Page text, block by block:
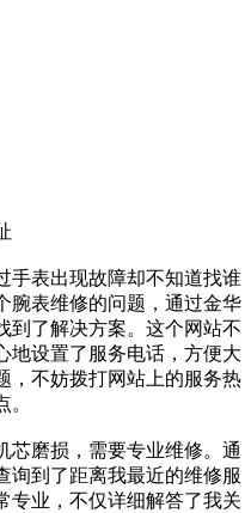
手表出现故障却不知道找谁
腕表维修的问题，通过金华
到了解决方案。这个网站不
地设置了服务电话，方便大
，不妨拨打网站上的服务热
芯磨损，需要专业维修。通
询到了距离我最近的维修服
专业，不仅详细解答了我关